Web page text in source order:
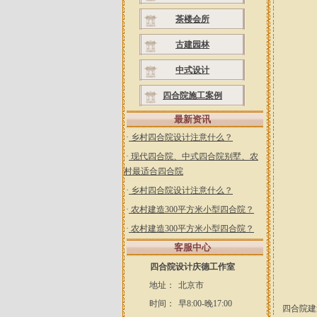
茶楼会所
古建园林
中式设计
四合院施工案例
最新资讯
· 乡村四合院设计注意什么？
· 现代四合院、中式四合院别墅、农
村最适合四合院
· 乡村四合院设计注意什么？
· 农村建造300平方米小型四合院？
· 农村建造300平方米小型四合院？
客服中心
四合院设计庆德工作室
地址：
北京市
时间：
早8:00-晚17:00 四合院